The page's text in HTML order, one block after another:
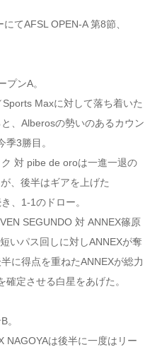
てAFSL OPEN-A 第8節、
ンA。
Maxに対して落ち着いた
、Alberosの勢いのあるカウン
3勝目。
対 pibe de oroは一進一退の
、後半はギアを上げた
、1-1のドロー。
SEGUNDO 対 ANNEX篠原
いパス回しに対しANNEXが奪
に得点を重ねたANNEXが総力
定させる白星をあげた。
。
NAGOYAは後半に一度はリー